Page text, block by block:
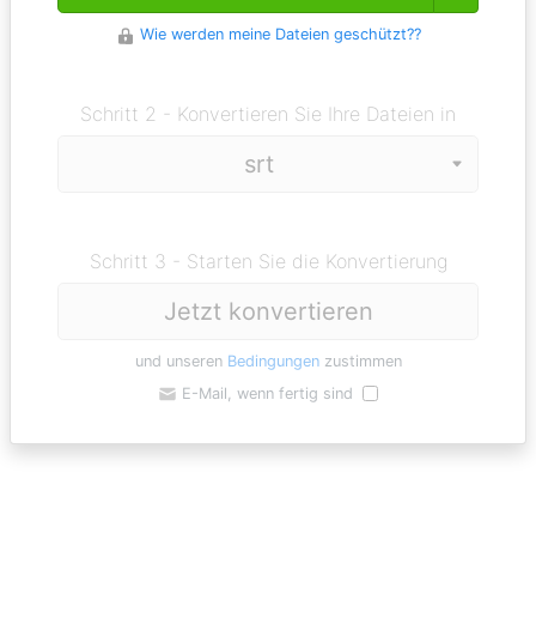
Wie werden meine Dateien geschützt??
Schritt 2 - Konvertieren Sie Ihre Dateien in
Schritt 3 - Starten Sie die Konvertierung
Jetzt konvertieren
und unseren Bedingungenzustimmen
E-Mail, wenn fertig sind